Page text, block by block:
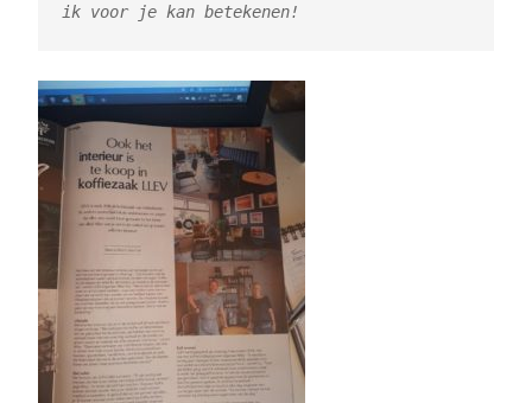
ik voor je kan betekenen!